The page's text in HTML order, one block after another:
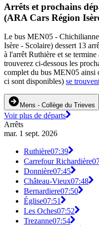
Arrêts et prochains
(ARA Cars Région
Le bus MEN05 -
Isère - Scolaire) dessert 13
à l'arrêt Ruthière et se
trouverez ci-dessous les
complet du bus MEN05 ainsi
ci sont disponibles) se
Mens - Collège du Trieves
Voir plus de départs
Arrêts
mar. 1 sept. 2026
Ruthière07:39
Carrefour Richardière
Donnière07:45
Château-Vieux07:48
Bernardiere07:50
Église07:51
Les Oches07:52
Trezanne07:54